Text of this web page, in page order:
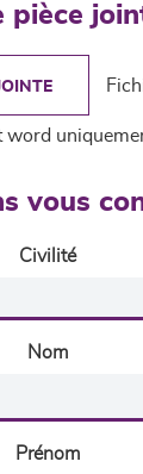
pièce
word
vous
Civilité
Nom
Prénom